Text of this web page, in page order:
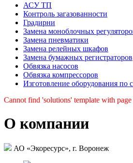
АСУ ТП
Контроль загазованности
Градирни
Замена моноблочных
Замена пневматики
Замена релейных шкафов
Замена бумажных регистраторов
Обвязка насосов
Обвязка компрессоров
Изготовление оборудования по
Cannot find 'solutions' template with
О компании
АО «Экоресурс», г. Воронеж